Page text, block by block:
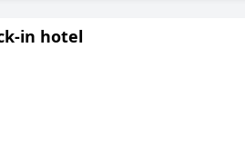
qui nécessitent une
ont apprécié sa commodité
exceptionnel, sa propreté et son
est un choix fiable pour les
in hotel